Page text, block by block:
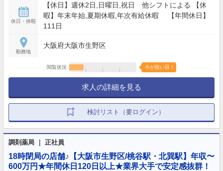
休日・休暇
【休日】週休2日,日曜日,祝日 他シフトによる 【休
暇】年末年始,夏期休暇,年次有給休暇 【年間休日】
111日
勤務地
大阪府大阪市生野区
閲覧状況 今が狙い目！
求人の詳細を見る
検討リスト（要ログイン）
調剤薬局 ｜ 正社員
18時閉局の店舗♪【大阪市生野区/桃谷駅・北巽駅】年収〜
600万円★年間休日120日以上★業界大手で安定感抜群！